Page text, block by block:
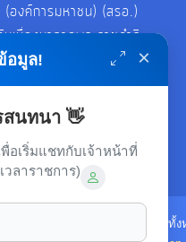
องค์การมหาชน) (สรอ.)
เนื่องมาจากพระราชดำริ
วกฯ
ายแดนภาคใต้ ศอ.บต.
ตำบลขามใหญ่ ขอสงวนไว้ซึ่งสิทธิทั้
อมูล! ×
สนทนา 👋
อเริ่มแชทกับเจ้าหน้าที่
วลาราชการ)